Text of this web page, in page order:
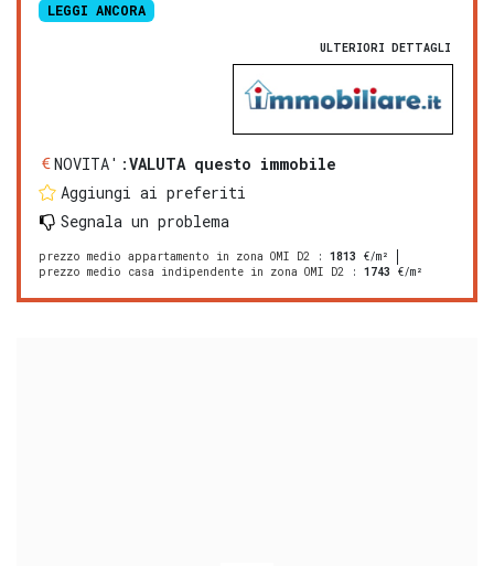
LEGGI ANCORA
ULTERIORI DETTAGLI
NOVITA':VALUTA questo immobile
Aggiungi ai preferiti
Segnala un problema
prezzo medio appartamento in zona OMI D2 : 1813 €/m²
prezzo medio casa indipendente in zona OMI D2 : 1743 €/m²